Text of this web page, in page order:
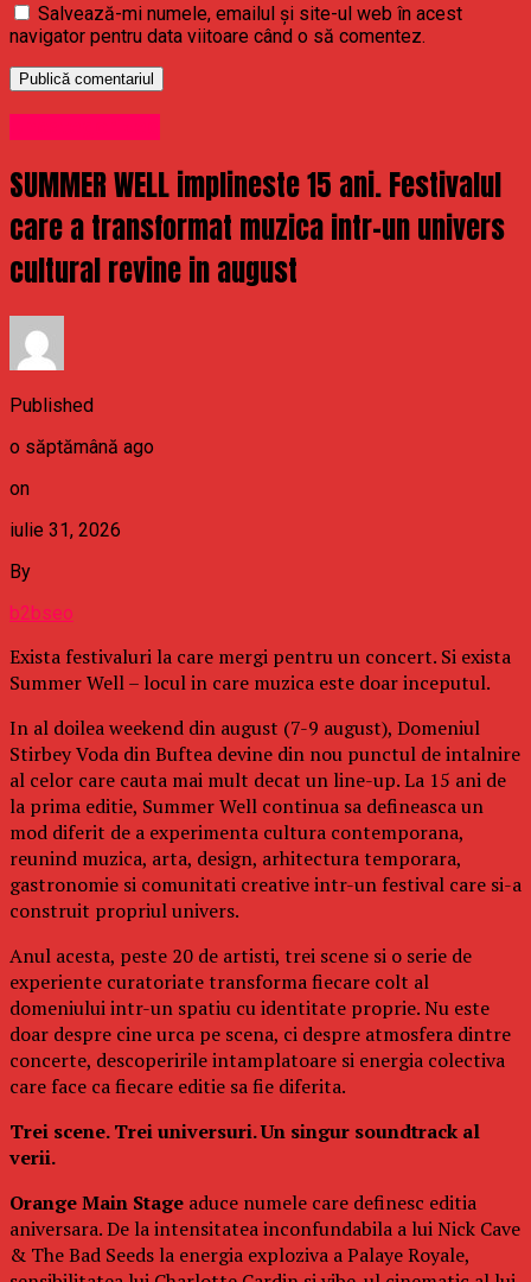
Salvează-mi numele, emailul și site-ul web în acest
navigator pentru data viitoare când o să comentez.
SUMMER WELL implineste 15 ani. Festivalul
care a transformat muzica intr-un univers
cultural revine in august
Published
o săptămână ago
on
iulie 31, 2026
By
b2bseo
Exista festivaluri la care mergi pentru un concert. Si exista
Summer Well – locul in care muzica este doar inceputul.
In al doilea weekend din august (7-9 august), Domeniul
Stirbey Voda din Buftea devine din nou punctul de intalnire
al celor care cauta mai mult decat un line-up. La 15 ani de
la prima editie, Summer Well continua sa defineasca un
mod diferit de a experimenta cultura contemporana,
reunind muzica, arta, design, arhitectura temporara,
gastronomie si comunitati creative intr-un festival care si-a
construit propriul univers.
Anul acesta, peste 20 de artisti, trei scene si o serie de
experiente curatoriate transforma fiecare colt al
domeniului intr-un spatiu cu identitate proprie. Nu este
doar despre cine urca pe scena, ci despre atmosfera dintre
concerte, descoperirile intamplatoare si energia colectiva
care face ca fiecare editie sa fie diferita.
Trei scene. Trei universuri. Un singur soundtrack al
verii.
Orange Main Stage aduce numele care definesc editia
aniversara. De la intensitatea inconfundabila a lui Nick Cave
& The Bad Seeds la energia exploziva a Palaye Royale,